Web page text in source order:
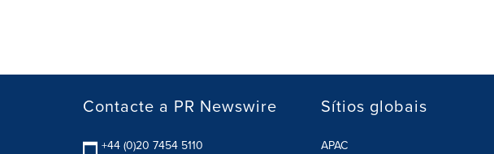
Contacte a PR Newswire
+44 (0)20 7454 5110
Sítios globais
APAC